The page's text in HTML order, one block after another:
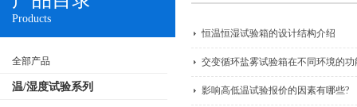
Products
全部产品
温/湿度试验系列
恒温恒湿试验箱的设计结构介绍
交变循环盐雾试验箱在不同环境的功
影响高低温试验报价的因素有哪些?